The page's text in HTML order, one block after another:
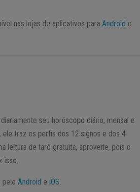
nas lojas de aplicativos paraAndroid e
seu horóscopo diário, mensal e
ele traz os perfis dos 12 signos e dos 4
leitura de tarô gratuita, aproveite, pois o
isso.
peloAndroid eiOS.